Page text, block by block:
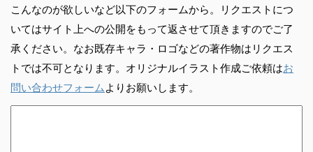
こんなのが欲しいなど以下のフォームから。リクエストにつ
いてはサイト上への公開をもって返させて頂きますのでご了
承ください。なお既存キャラ・ロゴなどの著作物はリクエス
トでは不可となります。オリジナルイラスト作成ご依頼はお
問い合わせフォーム よりお願いします。